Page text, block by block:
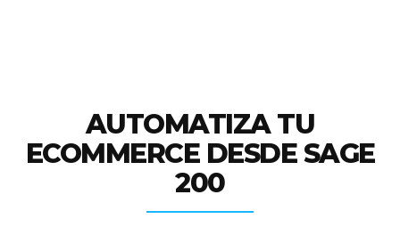
AUTOMATIZA TU
ECOMMERCE DESDE SAGE
200